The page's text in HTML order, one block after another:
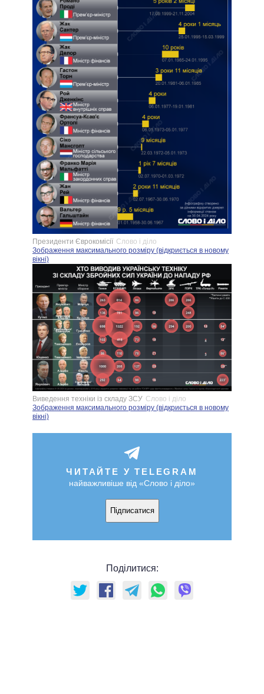
Президенти Єврокомісії Слово і діло
Зображення максимального розміру (відкриється в новому
вікні)
Виведення техніки із складу ЗСУ Слово і діло
Зображення максимального розміру (відкриється в новому
вікні)
ЧИТАЙТЕ У TELEGRAM
найважливіше від «Слово і діло»
Підписатися
Поділитися: